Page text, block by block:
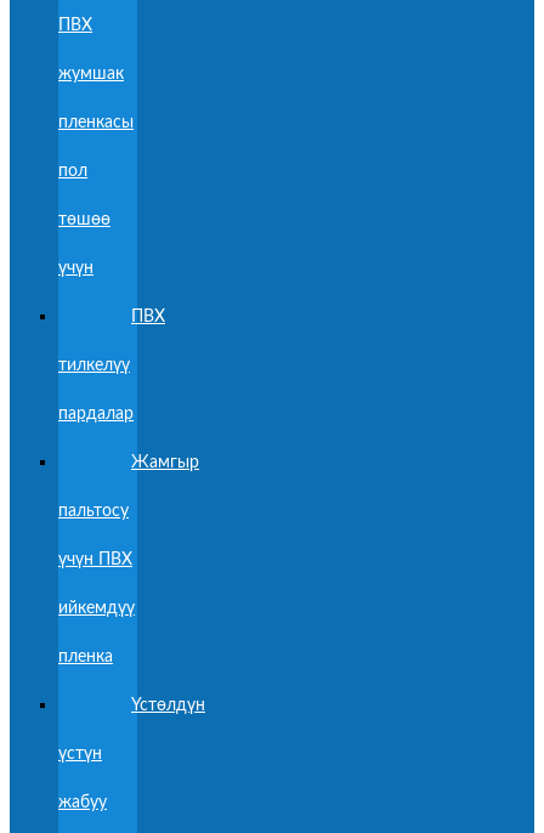
ПВХ
жумшак
пленкасы
пол
төшөө
үчүн
ПВХ
тилкелүү
пардалар
Жамгыр
пальтосу
үчүн ПВХ
ийкемдүү
пленка
Үстөлдүн
үстүн
жабуу